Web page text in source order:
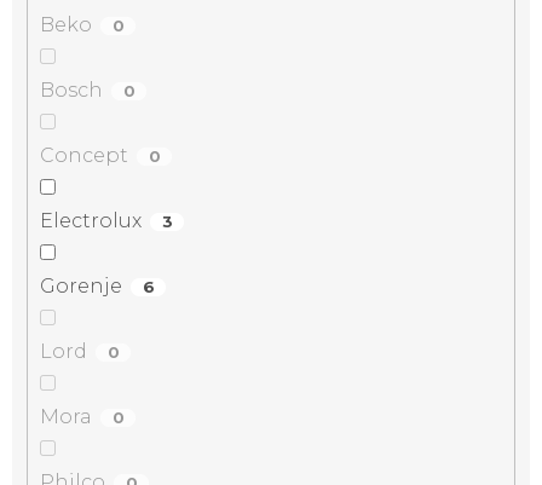
Beko 0
Bosch 0
Concept 0
Electrolux 3
Gorenje 6
Lord 0
Mora 0